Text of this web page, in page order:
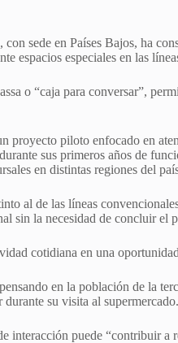
con sede en Países Bajos, ha
espacios especiales en las
o “caja para conversar”,
proyecto piloto enfocado en
sus primeros años de
en distintas regiones del
al de las líneas
sin la necesidad de concluir el
cotidiana en una
en la población de la
su visita al supermercado.
interacción puede “contribuir